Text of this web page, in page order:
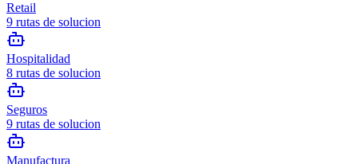
Retail
9 rutas de solucion
Hospitalidad
8 rutas de solucion
Seguros
9 rutas de solucion
Manufactura